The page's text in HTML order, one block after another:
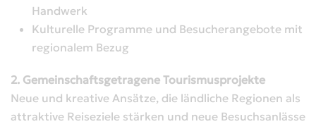
Handwerk
Kulturelle Programme und Besucherangebote mit
regionalem Bezug
2. Gemeinschaftsgetragene Tourismusprojekte
Neue und kreative Ansätze, die ländliche Regionen als
attraktive Reiseziele stärken und neue Besuchsanlässe